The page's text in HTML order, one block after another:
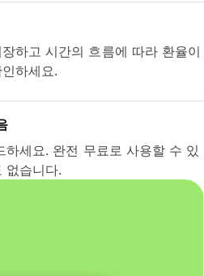
하고 시간의 흐름에 따라 환율이
하세요.
하세요. 완전 무료로 사용할 수 있
없습니다.